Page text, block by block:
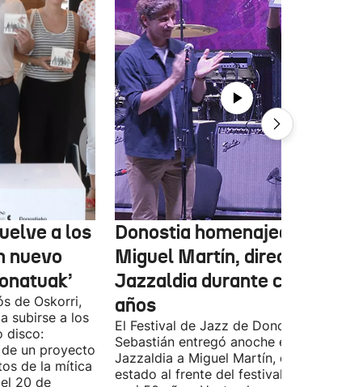
a los
nuevo
de Oskorri,
subirse a los
disco:
de un proyecto
de la mítica
20 de
Donostia homenajea a
Miguel Martín, director del
Jazzaldia durante casi 50
años
El Festival de Jazz de Donostia-San
Sebastián entregó anoche el premio
Jazzaldia a Miguel Martín, quien ha
estado al frente del festival durante